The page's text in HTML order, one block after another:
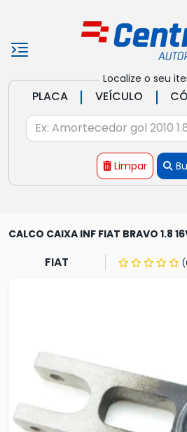
Localize o seu
PLACA | VEÍCULO |
Limpar
CALCO CAIXA INF FIAT BRAVO 1.8
FIAT